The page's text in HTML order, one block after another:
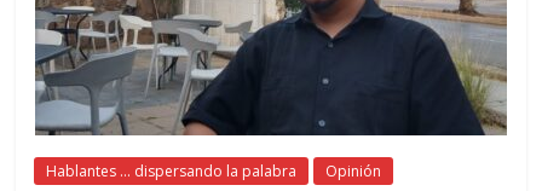
Hablantes ... dispersando la palabra Opinión